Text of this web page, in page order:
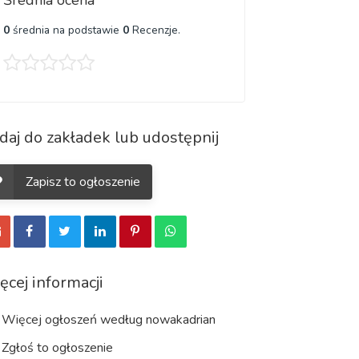
0średnia na podstawie 0Recenzje.
do zakładek lub udostępnij
Zapisz to ogłoszenie
informacji
Więcej ogłoszeń według nowakadrian
Zgłoś to ogłoszenie